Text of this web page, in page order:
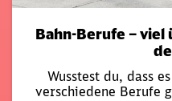
Bahn-Berufe – viel
Wusstest du, dass
verschiedene Berufe